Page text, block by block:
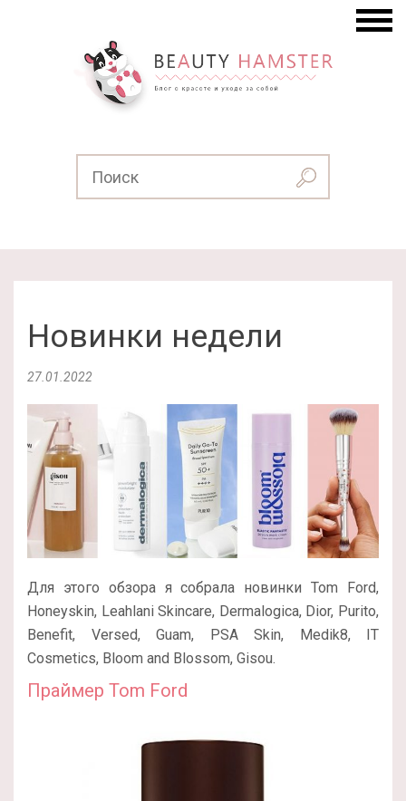
Новинки недели
27.01.2022
Для этого обзора я собрала новинки Tom Ford,
Honeyskin, Leahlani Skincare, Dermalogica, Dior, Purito,
Benefit, Versed, Guam, PSA Skin, Medik8, IT
Cosmetics, Bloom and Blossom, Gisou.
Праймер Tom Ford